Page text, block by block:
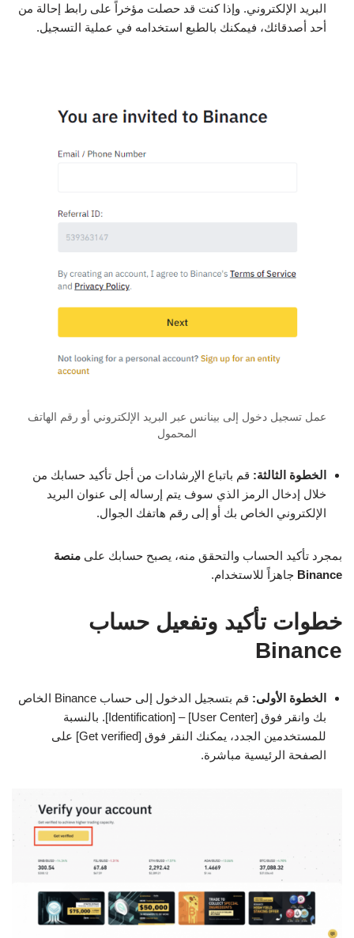
البريد الإلكتروني. وإذا كنت قد حصلت مؤخراً على رابط إحالة من
أحد أصدقائك، فيمكنك بالطبع استخدامه في عملية التسجيل.
عمل تسجيل دخول إلى بينانس عبر البريد الإلكتروني أو رقم الهاتف
المحمول
الخطوة الثالثة: قم باتباع الإرشادات من أجل تأكيد حسابك من
خلال إدخال الرمز الذي سوف يتم إرساله إلى عنوان البريد
الإلكتروني الخاص بك أو إلى رقم هاتفك الجوال.
بمجرد تأكيد الحساب والتحقق منه، يصبح حسابك على منصة
Binance جاهزاً للاستخدام.
خطوات تأكيد وتفعيل حساب
Binance
الخطوة الأولى:
قم بتسجيل الدخول إلى حساب Binance الخاص
بك وانقر فوق [User Center] – [Identification]. بالنسبة
للمستخدمين الجدد، يمكنك النقر فوق [Get verified] على
الصفحة الرئيسية مباشرة.